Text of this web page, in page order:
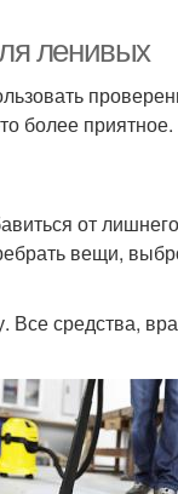
ленивых
более
от
вещи,
средства,